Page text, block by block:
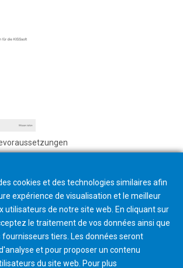
cookies et des technologies similaires afin
expérience de visualisation et le meilleur
utilisateurs de notre site web. En cliquant sur
le traitement de vos données ainsi que
tiers. Les données seront
et pour proposer un contenu
du site web. Pour plus